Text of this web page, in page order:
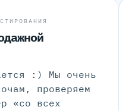
:) Мы очень
проверяем
«со всех